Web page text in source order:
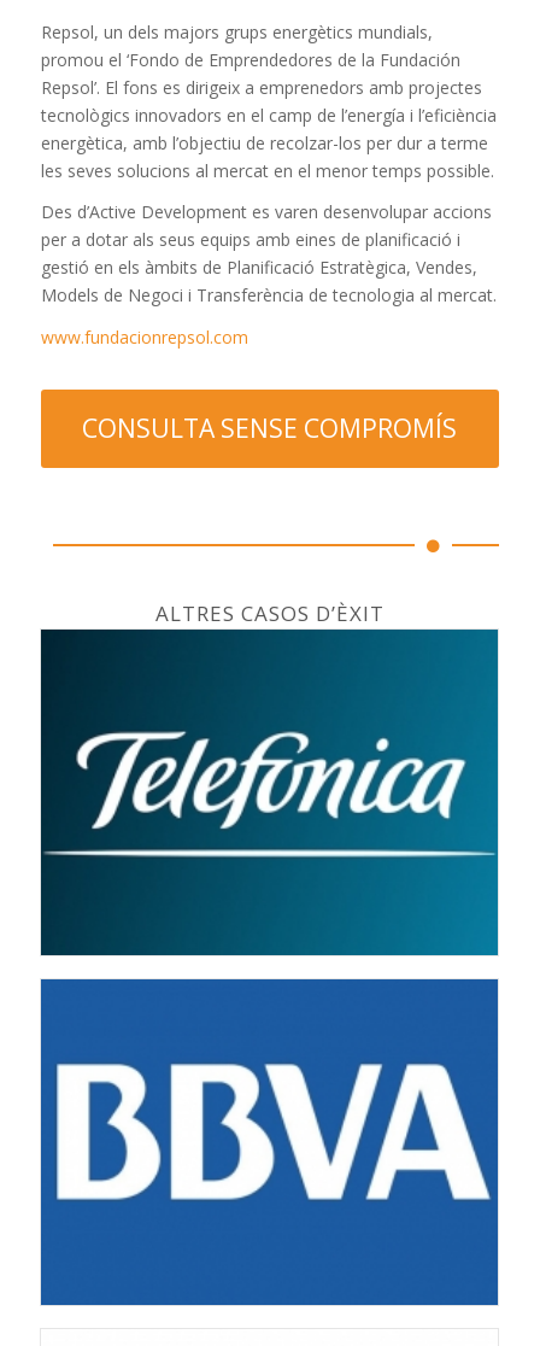
Repsol, un dels majors grups energètics mundials,
promou el ‘Fondo de Emprendedores de la Fundación
Repsol’. El fons es dirigeix a emprenedors amb projectes
tecnològics innovadors en el camp de l’energía i l’eficiència
energètica, amb l’objectiu de recolzar-los per dur a terme
les seves solucions al mercat en el menor temps possible.
Des d’Active Development es varen desenvolupar accions
per a dotar als seus equips amb eines de planificació i
gestió en els àmbits de Planificació Estratègica, Vendes,
Models de Negoci i Transferència de tecnologia al mercat.
www.fundacionrepsol.com
CONSULTA SENSE COMPROMÍS
ALTRES CASOS D’ÈXIT